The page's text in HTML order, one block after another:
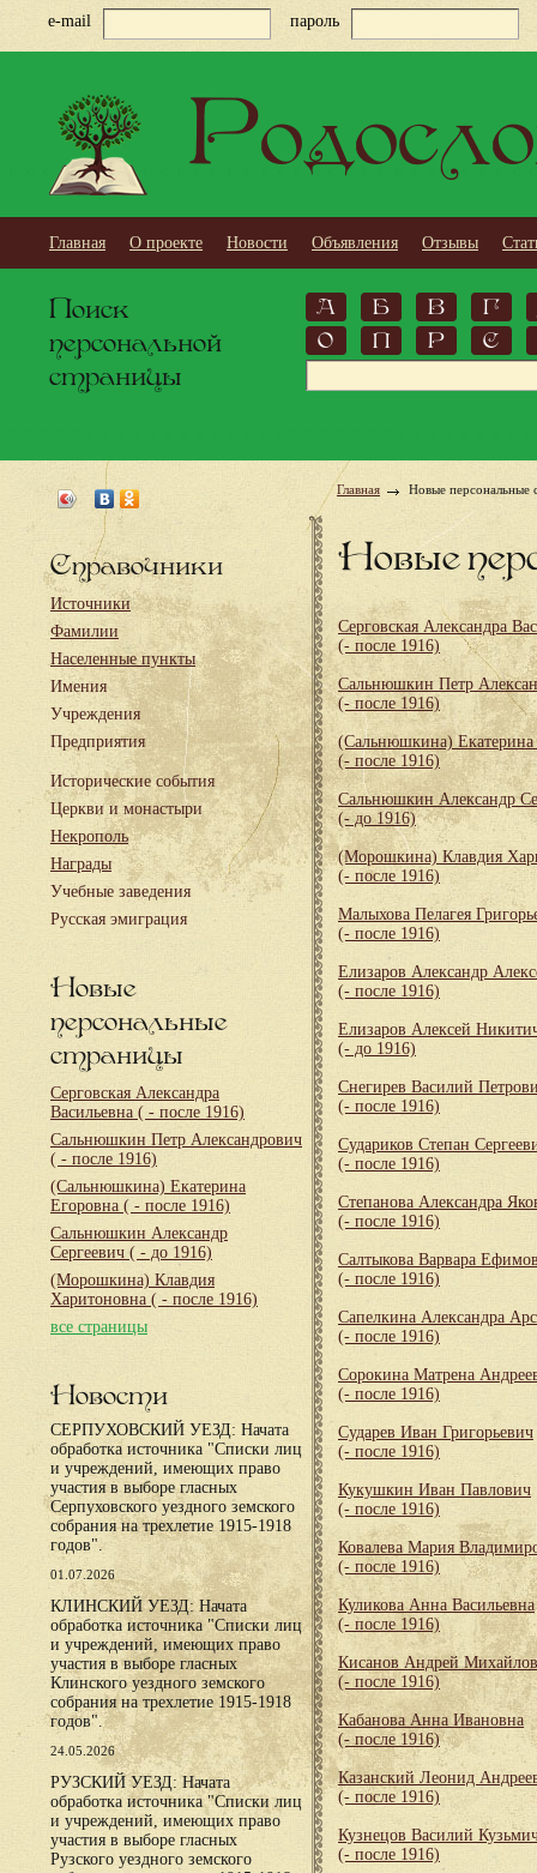
e-mail пароль
Главная О проекте Новости Объявления Отзывы
Поиск
персональной
страницы
А Б В
Г
О
П Р С
Справочники
Источники
Фамилии
Населенные пункты
Имения
Учреждения
Предприятия
Исторические события
Церкви и монастыри
Некрополь
Награды
Учебные заведения
Русская эмиграция
Новые
персональные
страницы
Серговская Александра
Васильевна ( - после 1916)
Сальнюшкин Петр Александрович
( - после 1916)
(Сальнюшкина) Екатерина
Егоровна ( - после 1916)
Сальнюшкин Александр
Сергеевич ( - до 1916)
(Морошкина) Клавдия
Харитоновна ( - после 1916)
все страницы
Новости
СЕРПУХОВСКИЙ УЕЗД: Начата
обработка источника "Списки лиц
и учреждений, имеющих право
участия в выборе гласных
Серпуховского уездного земского
собрания на трехлетие 1915-1918
годов".
01.07.2026
КЛИНСКИЙ УЕЗД: Начата
обработка источника "Списки лиц
и учреждений, имеющих право
участия в выборе гласных
Клинского уездного земского
собрания на трехлетие 1915-1918
годов".
24.05.2026
РУЗСКИЙ УЕЗД: Начата
обработка источника "Списки лиц
и учреждений, имеющих право
участия в выборе гласных
Рузского уездного земского
Главная Новые персональные
Новые
Серговская Александра
(- после 1916)
Сальнюшкин Петр
(- после 1916)
(Сальнюшкина) Екатерина
(- после 1916)
Сальнюшкин Александр
(- до 1916)
(Морошкина) Клавдия
(- после 1916)
Малыхова Пелагея
(- после 1916)
Елизаров Александр
(- после 1916)
Елизаров Алексей
(- до 1916)
Снегирев Василий
(- после 1916)
Судариков Степан
(- после 1916)
Степанова Александра
(- после 1916)
Салтыкова Варвара
(- после 1916)
Сапелкина Александра
(- после 1916)
Сорокина Матрена
(- после 1916)
Сударев Иван Григорьевич
(- после 1916)
Кукушкин Иван Павлович
(- после 1916)
Ковалева Мария
(- после 1916)
Куликова Анна Васильевна
(- после 1916)
Кисанов Андрей
(- после 1916)
Кабанова Анна Ивановна
(- после 1916)
Казанский Леонид
(- после 1916)
Кузнецов Василий
(- после 1916)